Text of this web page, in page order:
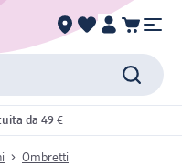
da 49 €
Ombretti